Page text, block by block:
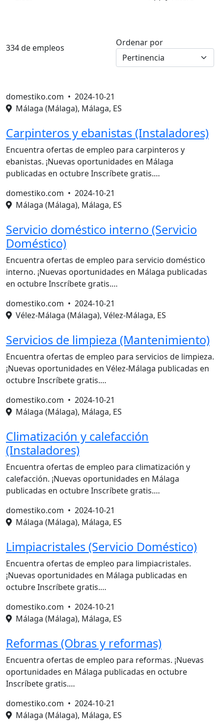
334 de empleos Ordenar por
domestiko.com • 2024-10-21
Málaga (Málaga), Málaga, ES
Carpinteros y ebanistas (Instaladores)
Encuentra ofertas de empleo para carpinteros y
ebanistas. ¡Nuevas oportunidades en Málaga
publicadas en octubre Inscríbete gratis.…
domestiko.com • 2024-10-21
Málaga (Málaga), Málaga, ES
Servicio doméstico interno (Servicio
Doméstico)
Encuentra ofertas de empleo para servicio doméstico
interno. ¡Nuevas oportunidades en Málaga publicadas
en octubre Inscríbete gratis.…
domestiko.com • 2024-10-21
Vélez-Málaga (Málaga), Vélez-Málaga, ES
Servicios de limpieza (Mantenimiento)
Encuentra ofertas de empleo para servicios de limpieza.
¡Nuevas oportunidades en Vélez-Málaga publicadas en
octubre Inscríbete gratis.…
domestiko.com • 2024-10-21
Málaga (Málaga), Málaga, ES
Climatización y calefacción
(Instaladores)
Encuentra ofertas de empleo para climatización y
calefacción. ¡Nuevas oportunidades en Málaga
publicadas en octubre Inscríbete gratis.…
domestiko.com • 2024-10-21
Málaga (Málaga), Málaga, ES
Limpiacristales (Servicio Doméstico)
Encuentra ofertas de empleo para limpiacristales.
¡Nuevas oportunidades en Málaga publicadas en
octubre Inscríbete gratis.…
domestiko.com • 2024-10-21
Málaga (Málaga), Málaga, ES
Reformas (Obras y reformas)
Encuentra ofertas de empleo para reformas. ¡Nuevas
oportunidades en Málaga publicadas en octubre
Inscríbete gratis.…
domestiko.com • 2024-10-21
Málaga (Málaga), Málaga, ES